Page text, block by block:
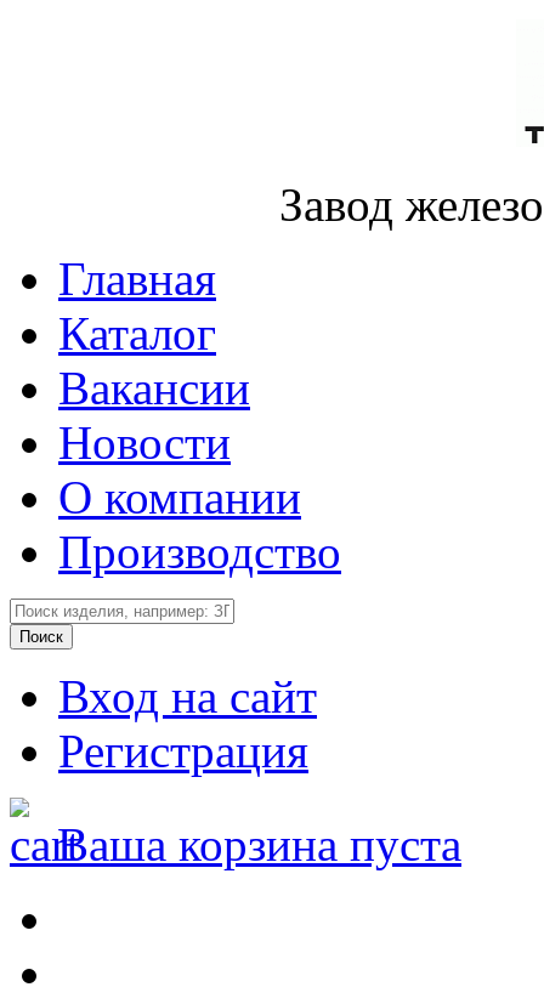
Завод
Главная
Каталог
Вакансии
Новости
О компании
Производство
Вход на сайт
Регистрация
Ваша корзина пуста